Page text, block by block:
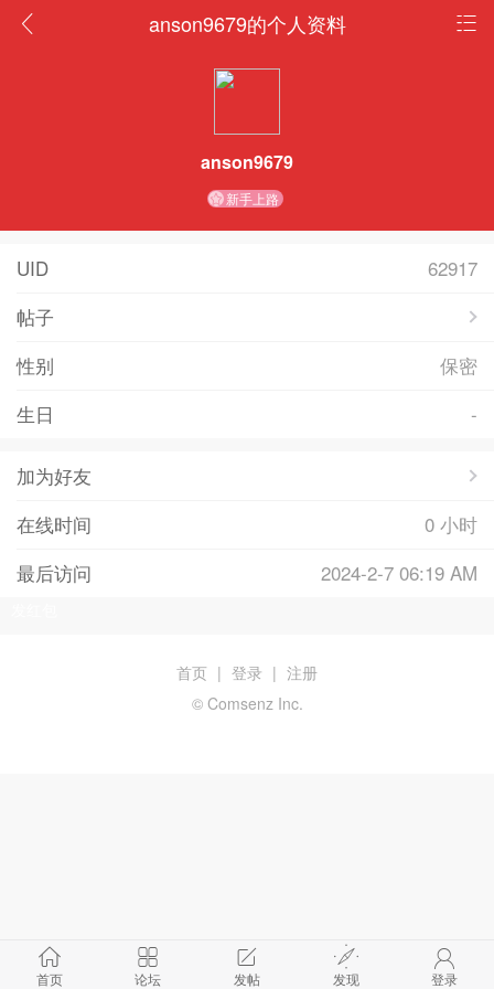
anson9679的个人资料
anson9679
新手上路
UID
62917
帖子
性别
保密
生日
-
加为好友
在线时间
0 小时
最后访问
2024-2-7 06:19 AM
首页 论坛 发帖 发现 登录
首页 | 登录 | 注册
© Comsenz Inc.